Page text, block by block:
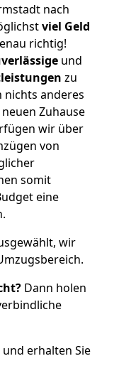
nach
viel Geld
richtig!
und
zu
nichts anderes
Zuhause
wir über
von
somit
eine
wir
Dann holen
erhalten Sie